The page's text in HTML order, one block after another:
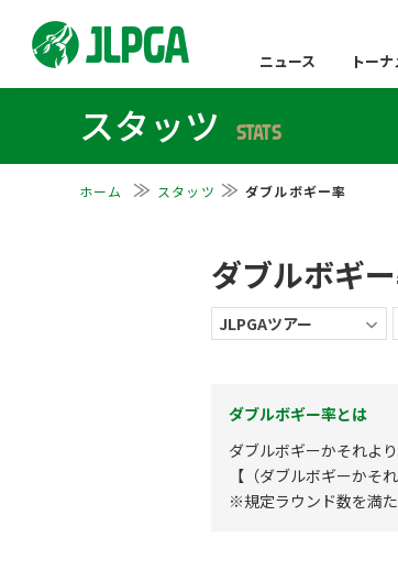
ニュース トー
スタッツ STATS
ホーム スタッツ ダブルボギー率
ダブルボギ
ダブルボギー率とは
ダブルボギーかそれよ
【（ダブルボギーか
※規定ラウンド数を満